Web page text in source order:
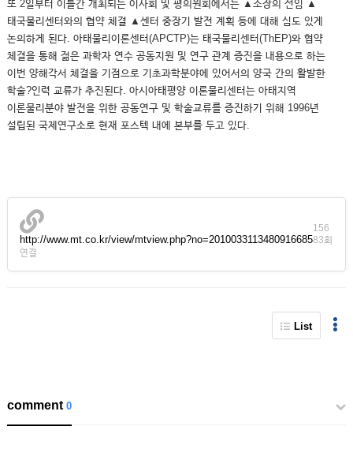
또 2일부터 이틀간 개최되는 이사회 및 평의원회에서는 ▲소장의 선임 ▲
태국물리센터와의 협약 체결 ▲센터 중장기 발전 계획 등에 대해 심도 있게
논의하게 된다. 아태물리이론센터(APCTP)는 태국물리센터(ThEP)와 협약
체결을 통해 젊은 과학자 연수 공동지원 및 연구 관계 증진을 내용으로 하는
이번 양해각서 체결을 기점으로 기초과학분야에 있어서의 양국 간의 활발한
학술?인력 교류가 추진된다. 아시아태평양 이론물리센터는 아태지역
이론물리분야 발전을 위한 공동연구 및 학술교류를 증진하기 위해 1996년
설립된 국제연구소로 현재 포스텍 내에 본부를 두고 있다.
http://www.mt.co.kr/view/mtview.php?no=2010033113480916685
156
83회
연결
List
comment0